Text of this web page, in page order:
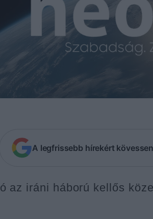
A legfrissebb hírekért
az iráni háború kellős